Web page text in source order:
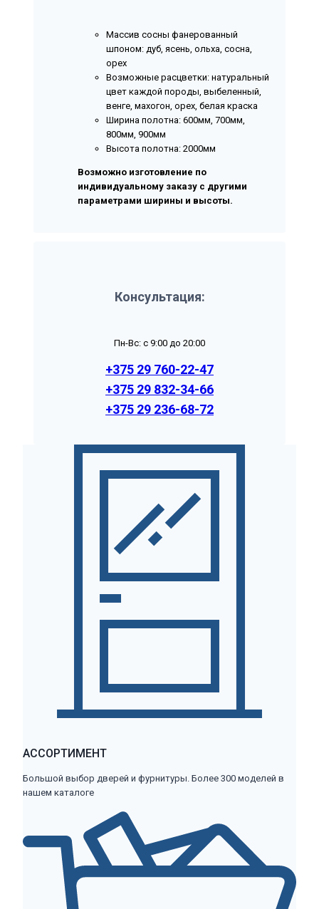
Массив сосны фанерованный
шпоном: дуб, ясень, ольха, сосна,
орех
Возможные расцветки: натуральный
цвет каждой породы, выбеленный,
венге, махогон, орех, белая краска
Ширина полотна: 600мм, 700мм,
800мм, 900мм
Высота полотна: 2000мм
Возможно изготовление по
индивидуальному заказу с другими
параметрами ширины и высоты.
Консультация:
Пн-Вс: с 9:00 до 20:00
+375 29 760-22-47
+375 29 832-34-66
+375 29 236-68-72
АССОРТИМЕНТ
Большой выбор дверей и фурнитуры. Более 300 моделей в
нашем каталоге